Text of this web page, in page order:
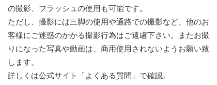
の撮影、フラッシュの使用も可能です。
ただし、撮影には三脚の使用や通路での撮影など、他のお
客様にご迷惑のかかる撮影行為はご遠慮下さい。またお撮
りになった写真や動画は、商用使用されないようお願い致
します。
詳しくは公式サイト「よくある質問」で確認。